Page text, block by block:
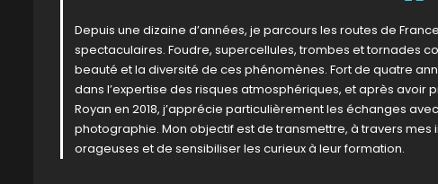
Depuis une dizaine d’années, je parcours les routes de
spectaculaires. Foudre, supercellules, trombes et tornades
beauté et la diversité de ces phénomènes. Fort de quatre
dans l’expertise des risques atmosphériques, et après avoir
Royan en 2018, j’apprécie particulièrement les échanges
photographie. Mon objectif est de transmettre, à travers
orageuses et de sensibiliser les curieux à leur formation.